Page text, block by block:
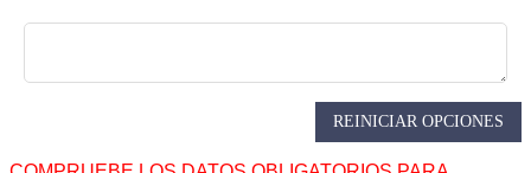
REINICIAR OPCIONES